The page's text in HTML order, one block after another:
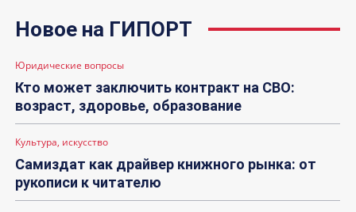
Новое на ГИПОРТ
Юридические вопросы
Кто может заключить контракт на СВО:
возраст, здоровье, образование
Культура, искусство
Самиздат как драйвер книжного рынка: от
рукописи к читателю